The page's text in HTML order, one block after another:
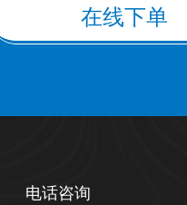
在线下单
电话咨询